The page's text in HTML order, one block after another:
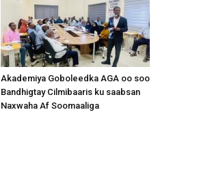
Akademiya Goboleedka AGA oo soo
Bandhigtay Cilmibaaris ku saabsan
Naxwaha Af Soomaaliga